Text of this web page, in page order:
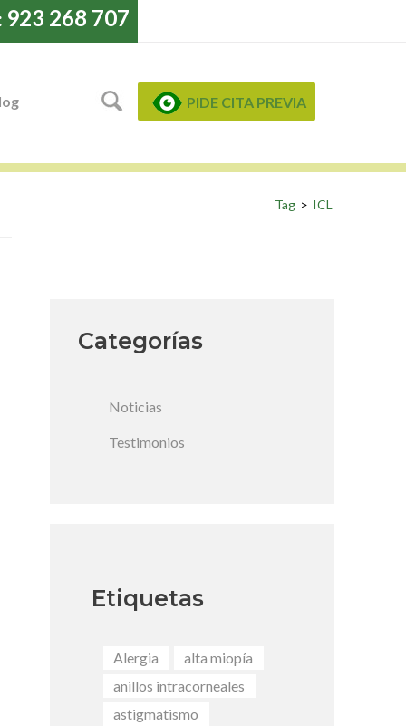
923 268 707
PIDE CITA PREVIA
Tag > ICL
Categorías
Noticias
Testimonios
Etiquetas
Alergia
alta miopía
anillos intracorneales
astigmatismo